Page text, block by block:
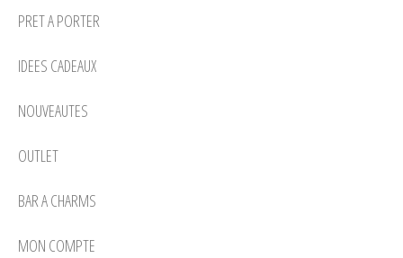
PRET A PORTER
IDEES CADEAUX
NOUVEAUTES
OUTLET
BAR A CHARMS
MON COMPTE